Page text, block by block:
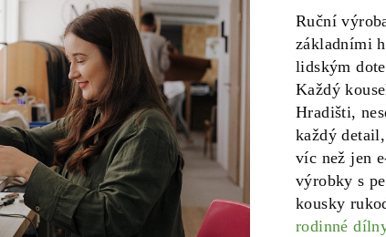
Ruční
základními
lidským
Každý
Hradišti,
každý
víc než jen
výrobky s
kousky
rodinné